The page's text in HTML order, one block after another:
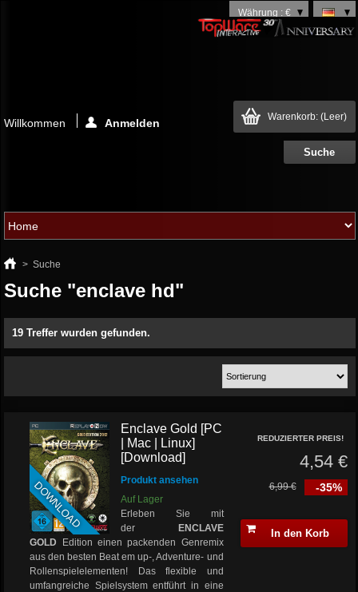
Währung : €
Warenkorb: (Leer)
Willkommen Anmelden
> Suche
Suche "enclave hd"
19 Treffer wurden gefunden.
DOWNLOAD
Enclave Gold [PC
| Mac | Linux]
[Download]
Produkt ansehen
Auf Lager
Erleben Sie mit
der
ENCLAVE
GOLD
Edition einen packenden Genremix
aus den besten Beat em up-, Adventure- und
Rollenspielelementen! Das flexible und
umfangreiche Spielsystem entführt in eine
REDUZIERTER PREIS!
4,54 €
-35%
6,99 €
In den Korb